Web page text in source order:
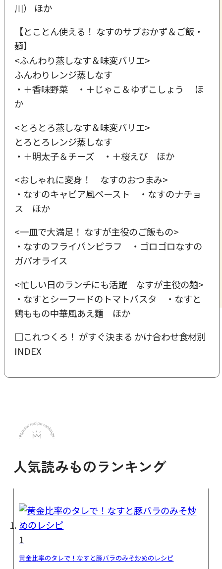
川） ほか
【とことん使える！ なすのサブおかず＆ご飯・
麺】
<ふんわり蒸しなす＆味変バリエ>
ふんわりレンジ蒸しなす
・＋香味野菜 ・＋じゃこ＆ゆずこしょう ほ
か
<とろとろ蒸しなす＆味変バリエ>
とろとろレンジ蒸しなす
・＋明太子＆チーズ ・＋桜えび ほか
<おしゃれに変身！ なすのおつまみ>
・なすのキャビア風ペースト ・なすのナチョ
ス ほか
<一皿で大満足！ なすが主役のご飯もの>
・なすのフライパンピラフ ・ゴロゴロなすの
ガパオライス
<忙しい日のランチにも活躍 なすが主役の麺>
・なすとシーフードのトマトパスタ ・なすと
鶏ももの中華風あえ麺 ほか
□これつくろ！ がすぐ決まる かけ合わせ食材別
INDEX
人気読みものランキング
1
黄金比率のタレで！なすと豚バラのみそ炒めのレシピ